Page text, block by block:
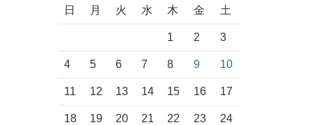
日 月 火 水 木 金 土
1 2 3
4 5 6 7 8 9 10
11 12 13 14 15 16 17
18 19 20 21 22 23 24